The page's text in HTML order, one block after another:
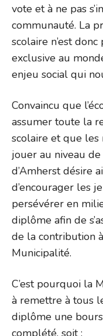
vote et à ne pas
communauté. La
scolaire n’est
exclusive au
enjeu social qui
Convaincu que
assumer toute la
scolaire et que
jouer au niveau
d’Amherst désire
d’encourager les
persévérer en
diplôme afin de
de la contribution
Municipalité.
C’est pourquoi la
à remettre à tous
diplôme une
complété, soit ;